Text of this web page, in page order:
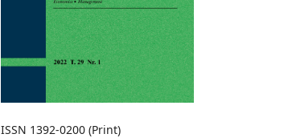
ISSN 1392-0200 (Print)